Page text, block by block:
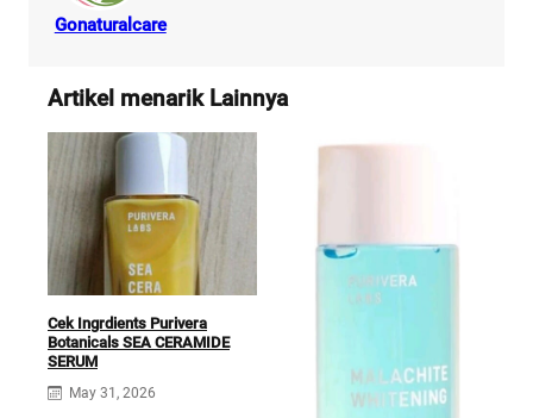
Gonaturalcare
Artikel menarik Lainnya
Cek Ingrdients Purivera
Botanicals SEA CERAMIDE
SERUM
May 31, 2026